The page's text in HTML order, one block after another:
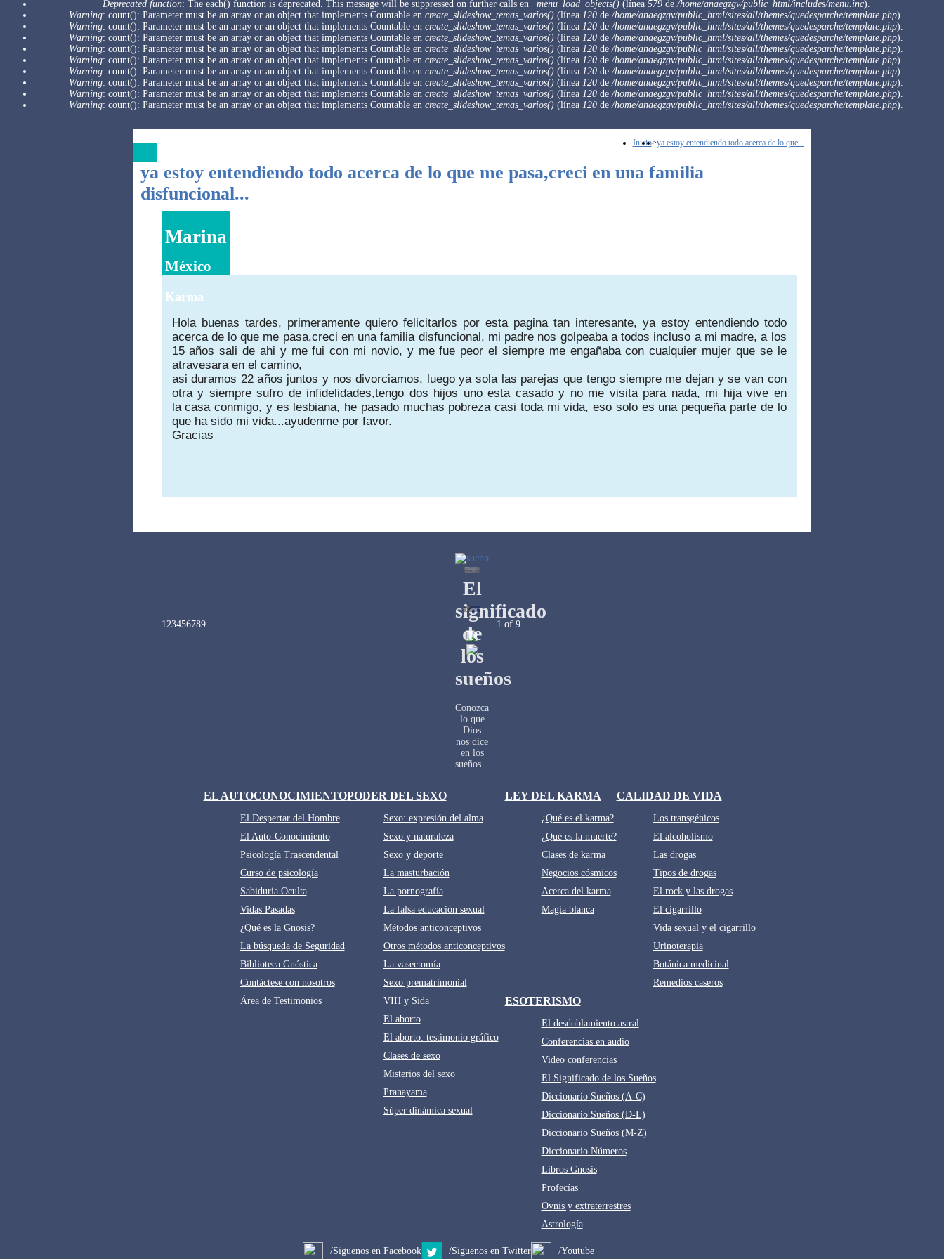
Deprecated function: The each() function is deprecated. This message will be suppressed on further calls en _menu_load_objects()(línea 579de /home/anaegzgv/public_html/includes/menu.inc).
Warning: count(): Parameter must be an array or an object that implements Countable en create_slideshow_temas_varios() (línea 120 de /home/anaegzgv/public_html/sites/all/themes/quedesparche/template.php).
Warning: count(): Parameter must be an array or an object that implements Countable en create_slideshow_temas_varios() (línea 120 de /home/anaegzgv/public_html/sites/all/themes/quedesparche/template.php).
Warning: count(): Parameter must be an array or an object that implements Countable en create_slideshow_temas_varios() (línea 120 de /home/anaegzgv/public_html/sites/all/themes/quedesparche/template.php).
Warning: count(): Parameter must be an array or an object that implements Countable en create_slideshow_temas_varios() (línea 120 de /home/anaegzgv/public_html/sites/all/themes/quedesparche/template.php).
Warning: count(): Parameter must be an array or an object that implements Countable en create_slideshow_temas_varios() (línea 120 de /home/anaegzgv/public_html/sites/all/themes/quedesparche/template.php).
Warning: count(): Parameter must be an array or an object that implements Countable en create_slideshow_temas_varios() (línea 120 de /home/anaegzgv/public_html/sites/all/themes/quedesparche/template.php).
Warning: count(): Parameter must be an array or an object that implements Countable en create_slideshow_temas_varios() (línea 120 de /home/anaegzgv/public_html/sites/all/themes/quedesparche/template.php).
Warning: count(): Parameter must be an array or an object that implements Countable en create_slideshow_temas_varios() (línea 120 de /home/anaegzgv/public_html/sites/all/themes/quedesparche/template.php).
Warning: count(): Parameter must be an array or an object that implements Countable en create_slideshow_temas_varios() (línea 120 de /home/anaegzgv/public_html/sites/all/themes/quedesparche/template.php).
Inicio>ya estoy entendiendo todo acerca de lo que...
ya estoy entendiendo todo acerca de lo que me pasa,creci en una familia
disfuncional...
Marina
México
Karma
Hola buenas tardes, primeramente quiero felicitarlos por esta pagina tan interesante, ya estoy entendiendo todo
acerca de lo que me pasa,creci en una familia disfuncional, mi padre nos golpeaba a todos incluso a mi madre, a los
15 años sali de ahi y me fui con mi novio, y me fue peor el siempre me engañaba con cualquier mujer que se le
atravesara en el camino,
asi duramos 22 años juntos y nos divorciamos, luego ya sola las parejas que tengo siempre me dejan y se van con
otra y siempre sufro de infidelidades,tengo dos hijos uno esta casado y no me visita para nada, mi hija vive en
lacasa conmigo, y es lesbiana, he pasado muchas pobreza casi toda mi vida, eso solo es una pequeña parte de lo
que ha sido mi vida...ayudenme por favor.
Gracias
1 23456789 1 of 9
EL AUTOCONOCIMIENTO
El Despertar del Hombre
El Auto-Conocimiento
Psicología Trascendental
Curso de psicología
Sabiduria Oculta
Vidas Pasadas
¿Qué es la Gnosis?
La búsqueda de Seguridad
Biblioteca Gnóstica
Contáctese con nosotros
Área de Testimonios
PODER DEL SEXO
Sexo: expresión del alma
Sexo y naturaleza
Sexo y deporte
La masturbación
La pornografía
La falsa educación sexual
Métodos anticonceptivos
Otros métodos anticonceptivos
La vasectomía
Sexo prematrimonial
VIH y Sida
El aborto
El aborto: testimonio gráfico
Clases de sexo
Misterios del sexo
Pranayama
Súper dinámica sexual
LEY DEL KARMA
¿Qué es el karma?
¿Qué es la muerte?
Clases de karma
Negocios cósmicos
Acerca del karma
Magia blanca
CALIDAD DE VIDA
Los transgénicos
El alcoholismo
Las drogas
Tipos de drogas
El rock y las drogas
El cigarrillo
Vida sexual y el cigarrillo
Urinoterapia
Botánica medicinal
Remedios caseros
ESOTERISMO
El desdoblamiento astral
Conferencias en audio
Video conferencias
El Significado de los Sueños
Diccionario Sueños (A-C)
Diccionario Sueños (D-L)
Diccionario Sueños (M-Z)
Diccionario Números
Libros Gnosis
Profecías
Ovnis y extraterrestres
Astrología
/Siguenos en Facebook /Siguenos en Twitter /Youtube